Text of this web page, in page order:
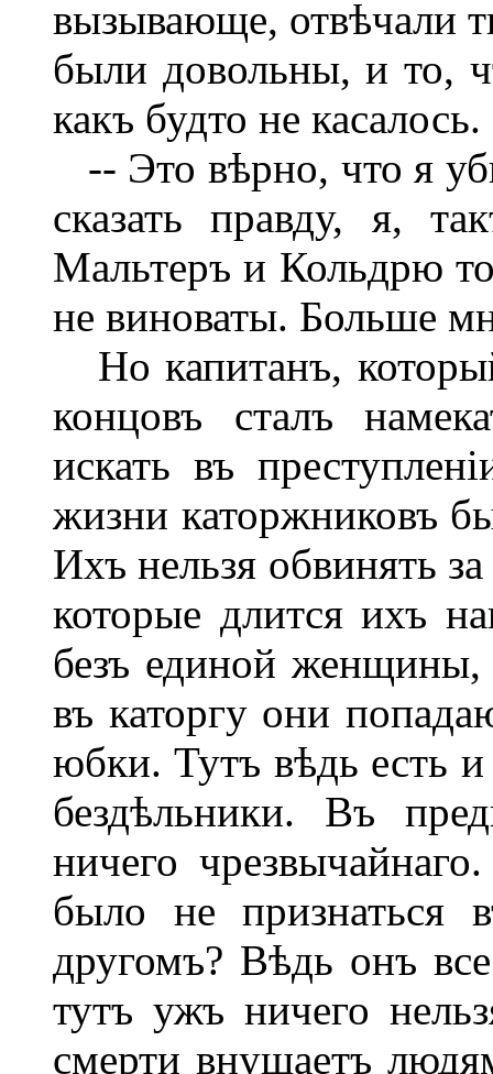
вызывающе, отвѣчали
были довольны, и то,
какъ будто не
-- Это вѣрно, что я
сказать правду, я,
Мальтеръ и Кольдрю
не виноваты. Больше
Но капитанъ,
концовъ сталъ
искать въ
жизни каторжниковъ
Ихъ нельзя обвинять
которые длится ихъ
безъ единой
въ каторгу они
юбки. Тутъ вѣдь есть
бездѣльники. Въ
ничего
было не признаться
другомъ? Вѣдь онъ
тутъ ужъ ничего
смерти внушаетъ